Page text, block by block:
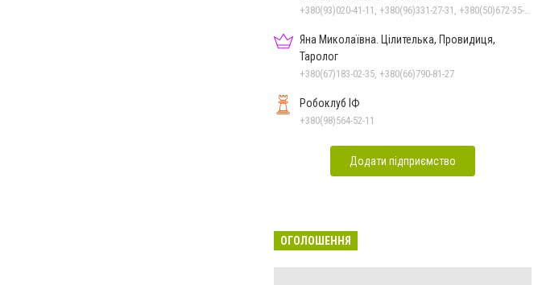
Яна Миколаївна. Цілителька, Провидиця,
Таролог
+380(67)183-02-35, +380(66)790-81-27
Робоклуб ІФ
+380(98)564-52-11
Додати підприємство
ОГОЛОШЕННЯ